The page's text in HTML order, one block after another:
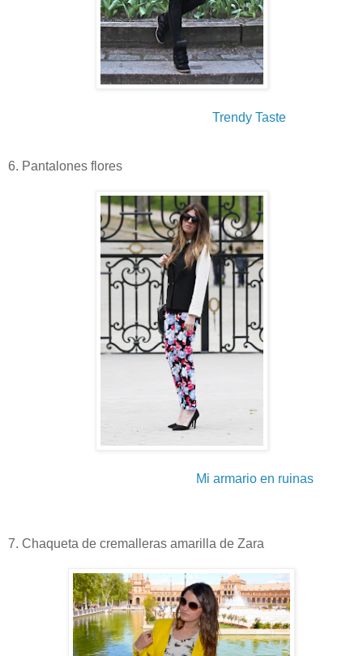
Trendy Taste
6. Pantalones flores
Mi armario en ruinas
7. Chaqueta de cremalleras amarilla de Zara